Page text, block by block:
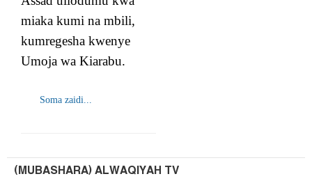
miaka kumi na mbili,
kumregesha kwenye
Umoja wa Kiarabu.
Soma zaidi...
(MUBASHARA) ALWAQIYAH TV